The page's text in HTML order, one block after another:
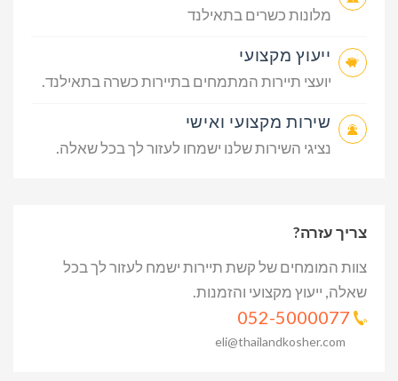
מלונות כשרים בתאילנד
ייעוץ מקצועי
יועצי תיירות המתמחים בתיירות כשרה בתאילנד.
שירות מקצועי ואישי
נציגי השירות שלנו ישמחו לעזור לך בכל שאלה.
צריך עזרה?
צוות המומחים של קשת תיירות ישמח לעזור לך בכל
שאלה, ייעוץ מקצועי והזמנות.
eli@thailandkosher.com